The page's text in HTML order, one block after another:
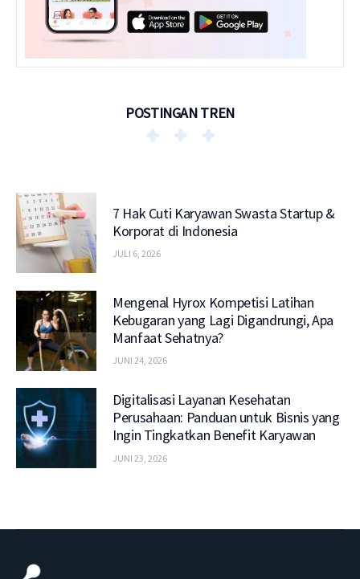
POSTINGAN TREN
7 Hak Cuti Karyawan Swasta Startup &
Korporat di Indonesia
JULI 6, 2026
Mengenal Hyrox Kompetisi Latihan
Kebugaran yang Lagi Digandrungi, Apa
Manfaat Sehatnya?
JUNI 24, 2026
Digitalisasi Layanan Kesehatan
Perusahaan: Panduan untuk Bisnis yang
Ingin Tingkatkan Benefit Karyawan
JUNI 23, 2026